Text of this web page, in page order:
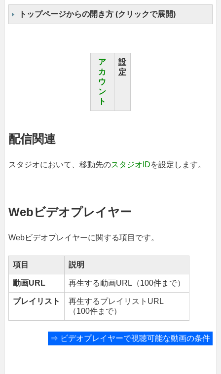
トップページからの開き方 (クリックで展開)
ア
カ
ウ
ン
ト
設
定
配信関連
スタジオにおいて、移動先のスタジオIDを設定します。
Webビデオプレイヤー
Webビデオプレイヤーに関する項目です。
項目 説明
動画URL 再生する動画URL（100件まで）
プレイリスト
再生するプレイリストURL
（100件まで）
⇒ ビデオプレイヤーで視聴可能な動画の条件